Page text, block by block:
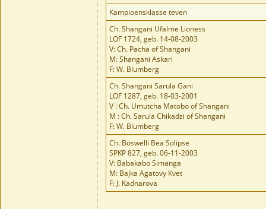
Kampioensklasse teven
Ch. Shangani Ufalme Lioness
LOF 1724, geb. 14-08-2003
V: Ch. Pacha of Shangani
M: Shangani Askari
F: W. Blumberg
Ch. Shangani Sarula Gani
LOF 1287, geb. 18-03-2001
V : Ch. Umutcha Matobo of Shangani
M : Ch. Sarula Chikadzi of Shangani
F: W. Blumberg
Ch. Boswelli Bea Solipse
SPKP 827, geb. 06-11-2003
V: Babakabo Simanga
M: Bajka Agatovy Kvet
F: J. Kadnarova